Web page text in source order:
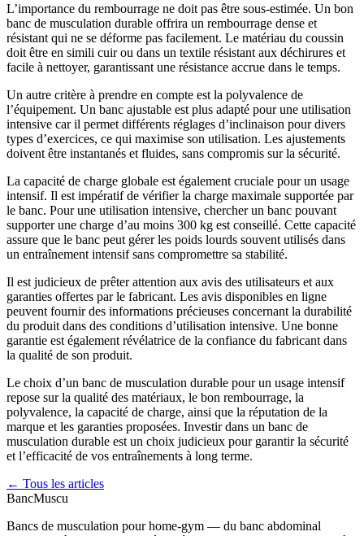
L’importance du rembourrage ne doit pas être sous-estimée. Un bon
banc de musculation durable offrira un rembourrage dense et
résistant qui ne se déforme pas facilement. Le matériau du coussin
doit être en simili cuir ou dans un textile résistant aux déchirures et
facile à nettoyer, garantissant une résistance accrue dans le temps.
Un autre critère à prendre en compte est la polyvalence de
l’équipement. Un banc ajustable est plus adapté pour une utilisation
intensive car il permet différents réglages d’inclinaison pour divers
types d’exercices, ce qui maximise son utilisation. Les ajustements
doivent être instantanés et fluides, sans compromis sur la sécurité.
La capacité de charge globale est également cruciale pour un usage
intensif. Il est impératif de vérifier la charge maximale supportée par
le banc. Pour une utilisation intensive, chercher un banc pouvant
supporter une charge d’au moins 300 kg est conseillé. Cette capacité
assure que le banc peut gérer les poids lourds souvent utilisés dans
un entraînement intensif sans compromettre sa stabilité.
Il est judicieux de prêter attention aux avis des utilisateurs et aux
garanties offertes par le fabricant. Les avis disponibles en ligne
peuvent fournir des informations précieuses concernant la durabilité
du produit dans des conditions d’utilisation intensive. Une bonne
garantie est également révélatrice de la confiance du fabricant dans
la qualité de son produit.
Le choix d’un banc de musculation durable pour un usage intensif
repose sur la qualité des matériaux, le bon rembourrage, la
polyvalence, la capacité de charge, ainsi que la réputation de la
marque et les garanties proposées. Investir dans un banc de
musculation durable est un choix judicieux pour garantir la sécurité
et l’efficacité de vos entraînements à long terme.
← Tous les articles
BancMuscu
Bancs de musculation pour home-gym — du banc abdominal